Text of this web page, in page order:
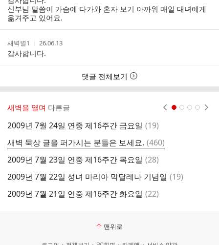
자
시
간
신부님 말씀이 가슴에 다가와 혼자 보기 아까워 매일 대녀에게
옮겨주고 있어요.
작
성
자
새벽별1
작
성
시
간
26.06.13
감사합니다.
댓글 전체보기
새벽을 열며 다른글
2009년 7월 24일 연중 제16주간 금요일 댓
(19)
새벽 묵상 글을 퍼가시는 분들은 보세요. 댓
글
(460)
2009년 7월 23일 연중 제16주간 목요일 댓
(28)
2009년 7월 22일 성녀 마리아 막달레나 기념일 댓
(19)
2009년 7월 21일 연중 제16주간 화요일 댓
(22)
맨위로